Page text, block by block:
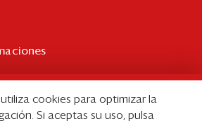
cookies para optimizar la
Si aceptas su uso, pulsa